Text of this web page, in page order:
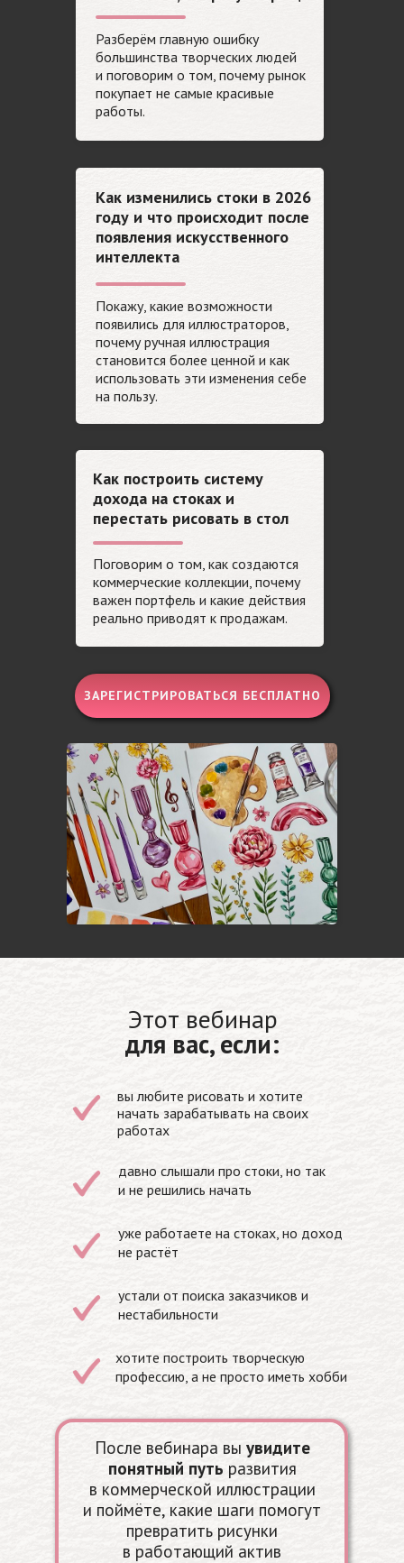
в источник дохода
Разберём главную ошибку
большинства творческих людей
и поговорим о том, почему рынок
покупает не самые красивые
работы.
Как изменились стоки в 2026
году и что происходит после
появления искусственного
интеллекта
Покажу, какие возможности
появились для иллюстраторов,
почему ручная иллюстрация
становится более ценной и как
использовать эти изменения себе
на пользу.
Как построить систему
дохода на стоках и
перестать рисовать в стол
Поговорим о том, как создаются
коммерческие коллекции, почему
важен портфель и какие действия
реально приводят к продажам.
ЗАРЕГИСТРИРОВАТЬСЯ БЕСПЛАТНО
Этот вебинар
для вас, если:
вы любите рисовать и хотите
начать зарабатывать на своих
работах
давно слышали про стоки, но так
и не решились начать
уже работаете на стоках, но доход
не растёт
хотите построить творческую
профессию, а не просто иметь хобби
устали от поиска заказчиков и
нестабильности
После вебинара вы увидите
понятный путь развития
в коммерческой иллюстрации
и поймёте, какие шаги помогут
превратить рисунки
в работающий актив